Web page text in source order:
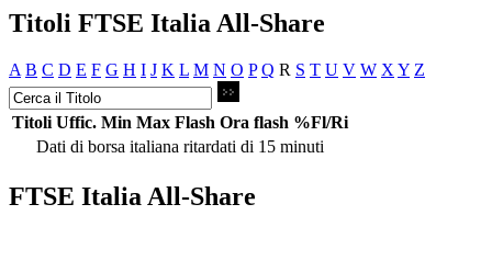
Titoli FTSE Italia All-Share
A B C D E F G H I J K L M N O P Q R S T U V W X Y Z
Titoli Uffic. Min Max Flash Ora flash %Fl/Ri
Dati di borsa italiana ritardati di 15 minuti
FTSE Italia All-Share